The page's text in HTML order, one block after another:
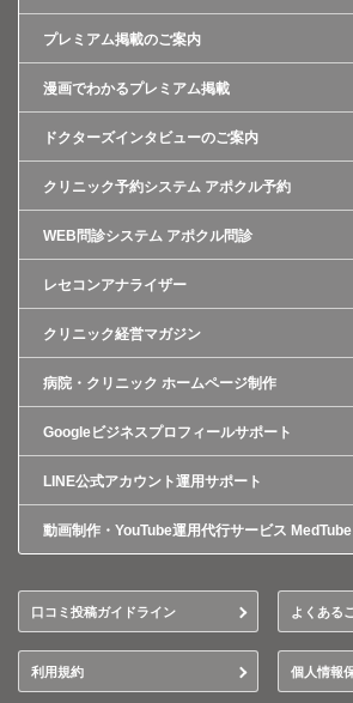
プレミアム掲載のご案内
漫画でわかるプレミアム掲載
ドクターズインタビューのご案内
クリニック予約システム アポクル予約
WEB問診システム アポクル問診
レセコンアナライザー
クリニック経営マガジン
病院・クリニック ホームページ制作
Googleビジネスプロフィールサポート
LINE公式アカウント運用サポート
動画制作・YouTube運用代行サービス MedTube
口コミ投稿ガイドライン よくある
利用規約 個人情報